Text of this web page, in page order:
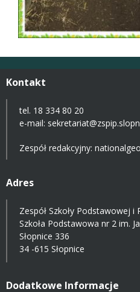
Kontakt
tel. 18 334 80 20
e-mail:
Zespół redakcyjny:
Adres
Zespół Szkoły Podstawowej i
Szkoła Podstawowa nr 2 im.
Słopnice 336
34 -615 Słopnice
Dodatkowe Informacje